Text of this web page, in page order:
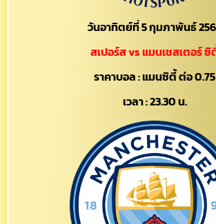
วันอาทิตย์ที่ 5 กุมภาพันธ์
สเปอร์ส vs แมนเชสเตอร์ ซิ
ราคาบอล : แมนซิตี้ ต่อ 0.75
เวลา : 23.30 น.